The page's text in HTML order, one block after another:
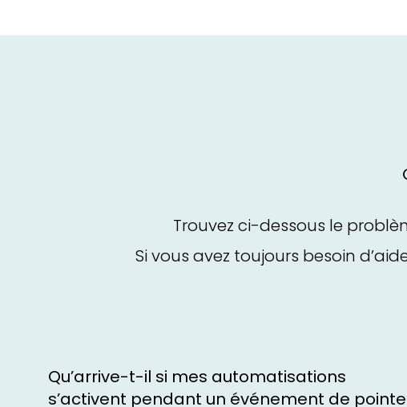
Trouvez ci-dessous le
Si vous avez toujours besoin
Qu’arrive-t-il si mes automatisations
s’activent pendant un événement de